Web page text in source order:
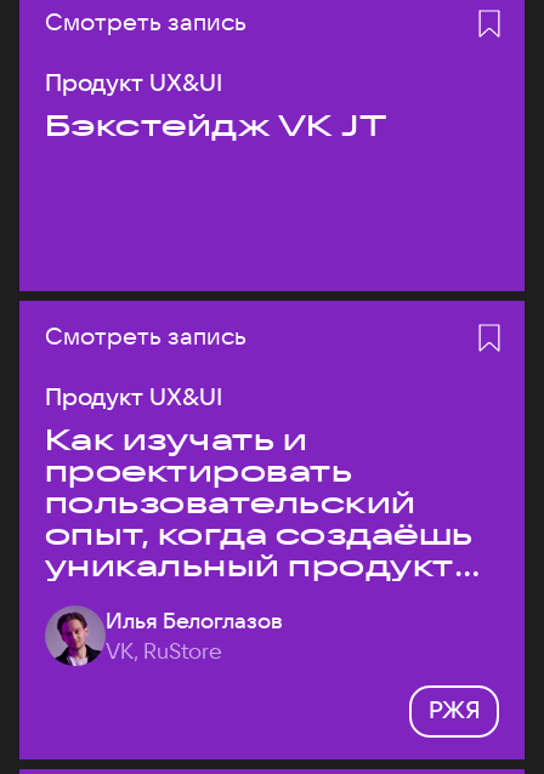
Смотреть запись
Продукт UX&UI
Бэкстейдж VK JT
Смотреть запись
Продукт UX&UI
Как изучать и
проектировать
пользовательский
опыт, когда создаёшь
уникальный продукт
на рынке?
Илья Белоглазов
VK, RuStore
РЖЯ